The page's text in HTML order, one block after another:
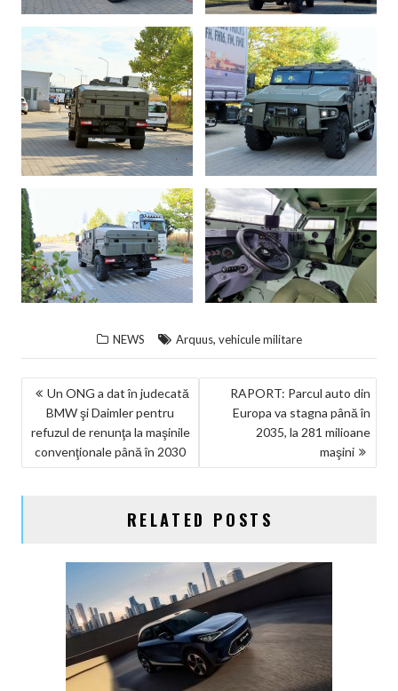
NEWS Arquus, vehicule militare
NAVIGARE
ARTICOLE
Un ONG a dat în judecată
BMW şi Daimler pentru
refuzul de renunţa la maşinile
convenţionale până în 2030
RAPORT: Parcul auto din
Europa va stagna până în
2035, la 281 milioane
maşini
RELATED POSTS